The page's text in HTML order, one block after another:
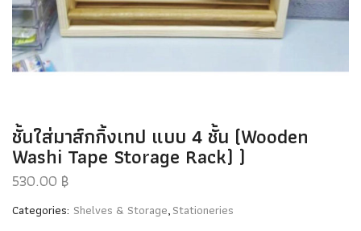
ชั้นใส่มาส์กกิ้งเทป แบบ 4 ชั้น (Wooden
Washi Tape Storage Rack) )
530.00 ฿
Categories: Shelves & Storage,Stationeries